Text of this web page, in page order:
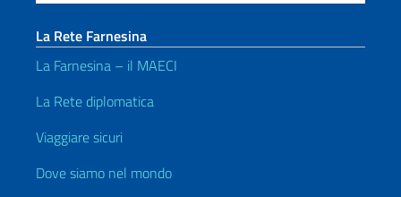
La Rete Farnesina
La Farnesina – il MAECI
La Rete diplomatica
Viaggiare sicuri
Dove siamo nel mondo